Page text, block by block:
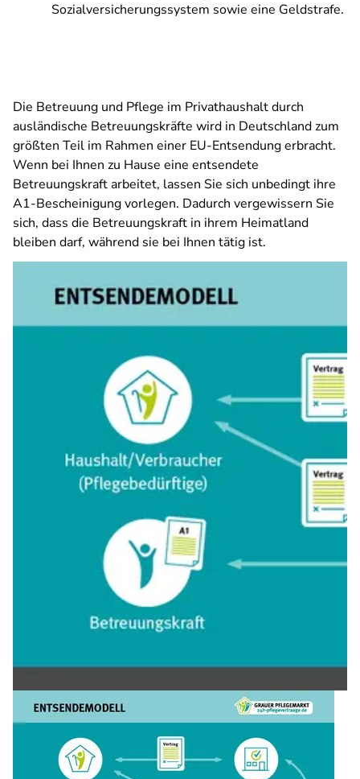
Sozialversicherungssystem sowie eine Geldstrafe.
Die Betreuung und Pflege im Privathaushalt durch
ausländische Betreuungskräfte wird in Deutschland zum
größten Teil im Rahmen einer EU-Entsendung erbracht.
Wenn bei Ihnen zu Hause eine entsendete
Betreuungskraft arbeitet, lassen Sie sich unbedingt ihre
A1-Bescheinigung vorlegen. Dadurch vergewissern Sie
sich, dass die Betreuungskraft in ihrem Heimatland
bleiben darf, während sie bei Ihnen tätig ist.